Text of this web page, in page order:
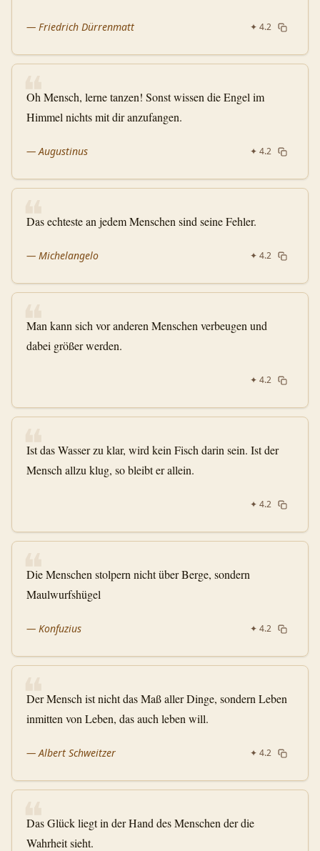
— Friedrich Dürrenmatt ✦ 4.2
❝
Oh Mensch, lerne tanzen! Sonst wissen die Engel im
Himmel nichts mit dir anzufangen.
—Augustinus ✦ 4.2
❝
Das echteste an jedem Menschen sind seine Fehler.
— Michelangelo ✦ 4.2
❝
Man kann sich vor anderen Menschen verbeugen und
dabei größer werden.
✦ 4.2
❝
Ist das Wasser zu klar, wird kein Fisch darin sein. Ist der
Mensch allzu klug, so bleibt er allein.
✦ 4.2
❝
Die Menschen stolpern nicht über Berge, sondern
Maulwurfshügel
— Konfuzius ✦ 4.2
❝
Der Mensch ist nicht das Maß aller Dinge, sondern Leben
inmitten von Leben, das auch leben will.
—Albert Schweitzer ✦ 4.2
❝
Das Glück liegt in der Hand des Menschen der die
Wahrheit sieht.